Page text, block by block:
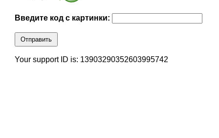
Введите код с картинки:
Отправить
Your support ID is: 13903290352603995742